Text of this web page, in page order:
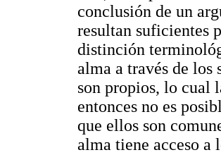
conclusión de un
resultan suficientes
distinción
alma a través de los
son propios, lo cual
entonces no es
que ellos son
alma tiene acceso a